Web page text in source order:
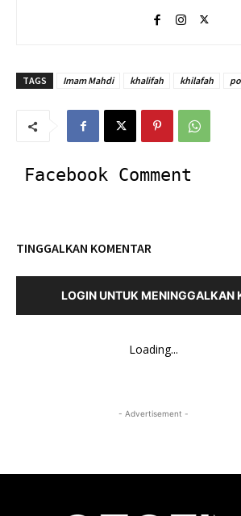
TAGS Imam Mahdi khalifah khilafah
Facebook Comment
TINGGALKAN KOMENTAR
LOGIN UNTUK MENINGGALKAN
Loading...
- Advertisement -